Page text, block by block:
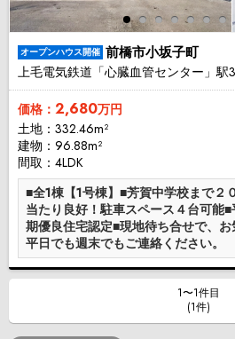
オープンハウス開催 前橋市小坂子町
上毛電気鉄道「心臓血管センター」駅
価格： 2,680万円
土地：332.46m²
建物：96.88m²
間取：4LDK
■全1棟【1号棟】■芳賀中学校まで２
当たり良好！駐車スペース４台可能
期優良住宅認定■現地待ち合せで、
平日でも週末でもご連絡ください。
1〜1件目
(1件)